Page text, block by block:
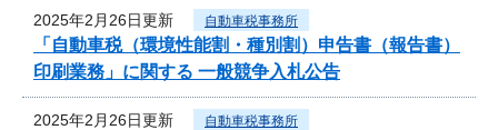
2025年2月26日更新 自動車税事務所
「自動車税（環境性能割・種別割）申告書（報告書）
印刷業務」に関する 一般競争入札公告
2025年2月26日更新 自動車税事務所